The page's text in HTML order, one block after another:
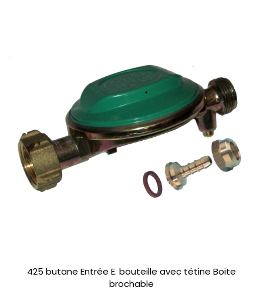
425 butane Entrée E. bouteille avec tétine Boite
brochable